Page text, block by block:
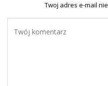
Twoj adres e-mail